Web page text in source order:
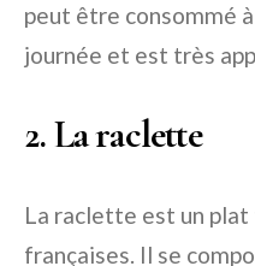
peut être consommé
journée et est très
2. La raclette
La raclette est un
françaises. Il se